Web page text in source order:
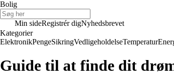
Bolig
Min sideRegistrér digNyhedsbrevet
Kategorier
ElektronikPengeSikringVedligeholdelseTemperatur
Guide til at finde dit